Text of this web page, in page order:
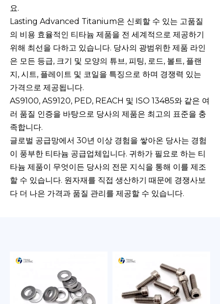
요.
Lasting Advanced Titanium은 신뢰할 수 있는 고품질
의 비용 효율적인 티타늄 제품을 전 세계적으로 제공하기
위해 최선을 다하고 있습니다. 당사의 광범위한 제품 라인
은 모든 등급, 크기 및 모양의 튜브, 피팅, 로드, 볼트, 플랜
지, 시트, 플레이트 및 코일을 특징으로 하며 경쟁력 있는
가격으로 제공됩니다.
AS9100, AS9120, PED, REACH 및 ISO 13485와 같은 여
러 품질 인증을 바탕으로 당사의 제품은 최고의 표준을 충
족합니다.
글로벌 공급망에서 30년 이상 경험을 쌓아온 당사는 경험
이 풍부한 티타늄 공급업체입니다. 귀하가 필요로 하는 티
타늄 제품이 무엇이든 당사의 전문 지식을 통해 이를 제조
할 수 있습니다. 원자재를 직접 생산하기 때문에 경쟁사보
다 더 나은 가격과 품질 관리를 제공할 수 있습니다.